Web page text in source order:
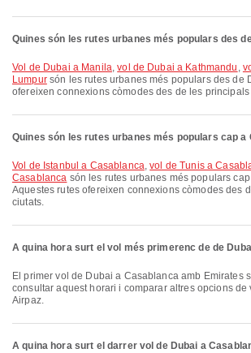
Quines són les rutes urbanes més populars des
vol de Dubai a Manila,vol de Dubai a Kathmandu ,
Lumpursón les rutes urbanes més populars des de
ofereixen connexions còmodes des de les principals
Quines són les rutes urbanes més populars cap a
vol de Istanbul a Casablanca,vol de Tunis a
Casablanca són les rutes urbanes més populars
Aquestes rutes ofereixen connexions còmodes des
ciutats.
A quina hora surt el vol més primerenc de de
El primer vol de Dubai a Casablanca amb Emirates surt a les 07:25. Pots
consultar aquest horari i comparar altres opcions
Airpaz.
A quina hora surt el darrer vol de Dubai a